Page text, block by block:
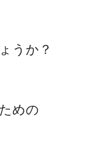
うか？
めの